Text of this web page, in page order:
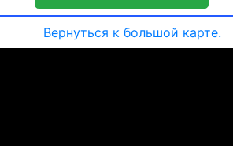
Вернуться к большой карте.